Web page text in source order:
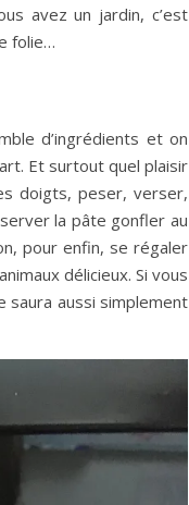
avez un jardin, c’est
folie…
d’ingrédients et on
Et surtout quel plaisir
doigts, peser, verser,
la pâte gonfler au
pour enfin, se régaler
délicieux. Si vous
saura aussi simplement